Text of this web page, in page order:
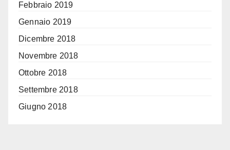
Febbraio 2019
Gennaio 2019
Dicembre 2018
Novembre 2018
Ottobre 2018
Settembre 2018
Giugno 2018